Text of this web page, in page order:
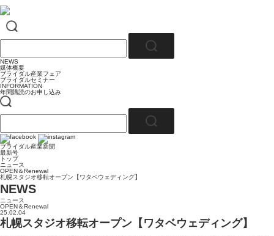
NEWS
媒体概要
ブライダル産業フェア
ブライダルセミナー
INFORMATION
年間購読のお申し込み
ブライダル産業新聞
最新号
トップ
ニュース
OPEN＆Renewal
札幌スタジオ移転オープン【ワタベウェディング】
NEWS
ニュース
OPEN＆Renewal
25.02.04
札幌スタジオ移転オープン【ワタベウェディング】